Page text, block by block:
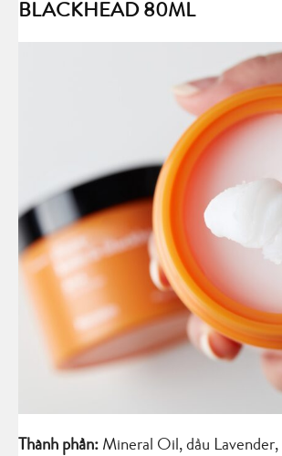
BLACKHEAD 80ML
Thành phần: Mineral Oil, dầu Lavender,